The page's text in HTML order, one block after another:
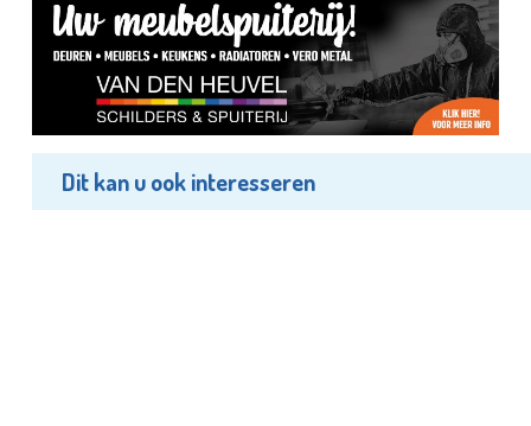
Dit kan u ook interesseren